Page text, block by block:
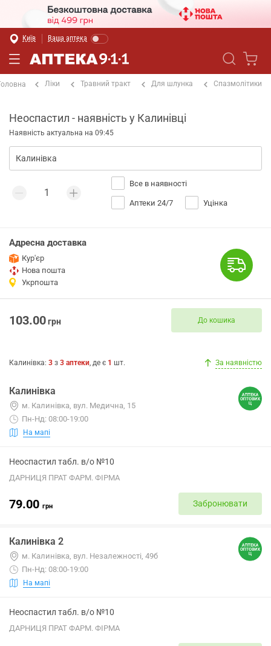
Київ Ваша аптека
Ліки Травний тракт Для шлунка Спазмолітики
Неоспастил - наявність у Калинівці
Наявність актуальна на 09:45
Все в наявності
Аптеки 24/7 Уцінка
Адресна доставка
Кур'єр
Нова пошта
Укрпошта
103.00грн До кошика
Калинівка: 3 з 3 аптеки, де є 1 шт. За наявністю
Калинівка
м. Калинівка, вул. Медична, 15
Пн-Нд: 08:00-19:00
На мапі
Неоспастил табл. в/о №10
ДАРНИЦЯ ПРАТ ФАРМ. ФІРМА
79.00 грн Забронювати
Калинівка 2
м. Калинівка, вул. Незалежності, 49б
Пн-Нд: 08:00-19:00
На мапі
Неоспастил табл. в/о №10
ДАРНИЦЯ ПРАТ ФАРМ. ФІРМА